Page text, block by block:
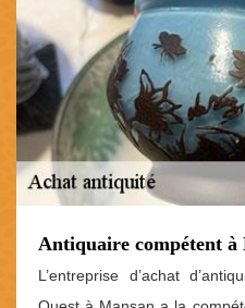
Antiquaire compétent à
L’entreprise d’achat